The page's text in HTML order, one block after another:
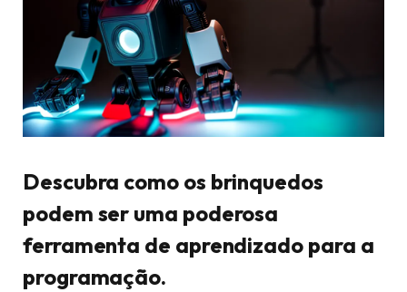
Descubra como os brinquedos
podem ser uma poderosa
ferramenta de aprendizado para a
programação.